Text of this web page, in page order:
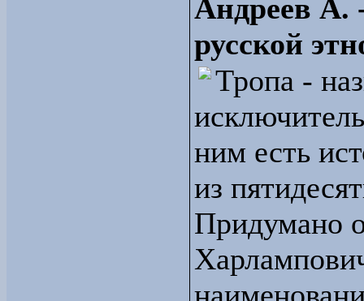
Андреев
русской
Тропа -
ним есть
из
Придумано